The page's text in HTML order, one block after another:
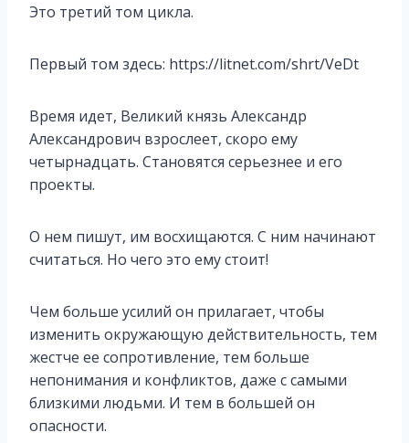
Это третий том цикла.
Первый том здесь: https://litnet.com/shrt/VeDt
Время идет, Великий князь Александр
Александрович взрослеет, скоро ему
четырнадцать. Становятся серьезнее и его
проекты.
О нем пишут, им восхищаются. С ним начинают
считаться. Но чего это ему стоит!
Чем больше усилий он прилагает, чтобы
изменить окружающую действительность, тем
жестче ее сопротивление, тем больше
непонимания и конфликтов, даже с самыми
близкими людьми. И тем в большей он
опасности.